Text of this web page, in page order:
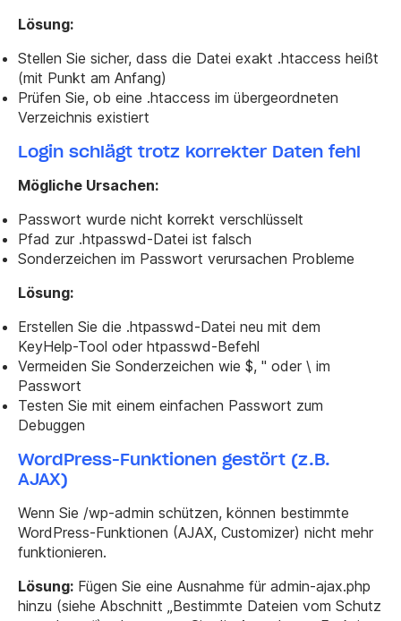
Lösung:
Stellen Sie sicher, dass die Datei exakt .htaccess heißt
(mit Punkt am Anfang)
Prüfen Sie, ob eine .htaccess im übergeordneten
Verzeichnis existiert
Login schlägt trotz korrekter Daten fehl
Mögliche Ursachen:
Passwort wurde nicht korrekt verschlüsselt
Pfad zur .htpasswd-Datei ist falsch
Sonderzeichen im Passwort verursachen Probleme
Lösung:
Erstellen Sie die .htpasswd-Datei neu mit dem
KeyHelp-Tool oder htpasswd-Befehl
Vermeiden Sie Sonderzeichen wie $, " oder \ im
Passwort
Testen Sie mit einem einfachen Passwort zum
Debuggen
WordPress-Funktionen gestört (z.B.
AJAX)
Wenn Sie /wp-admin schützen, können bestimmte
WordPress-Funktionen (AJAX, Customizer) nicht mehr
funktionieren.
Lösung: Fügen Sie eine Ausnahme für admin-ajax.php
hinzu (siehe Abschnitt „Bestimmte Dateien vom Schutz